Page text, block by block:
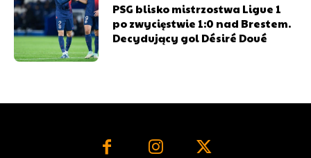
PSG blisko mistrzostwa Ligue 1
po zwycięstwie 1:0 nad Brestem.
Decydujący gol Désiré Doué